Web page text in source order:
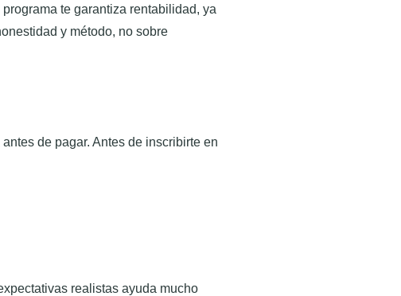
te garantiza rentabilidad, ya
y método, no sobre
de pagar. Antes de inscribirte en
realistas ayuda mucho